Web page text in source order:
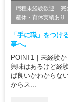
職種未経験歓迎 完
産休・育休実績あり
「手に職」をつ
事へ。
POINT1｜未経験
興味はあるけど経
ば良いかわからな
からス...